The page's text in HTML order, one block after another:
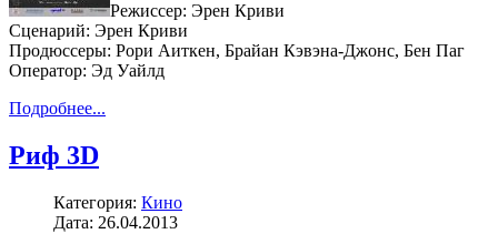
Режиссер: Эрен Криви
Сценарий: Эрен Криви
Продюссеры: Рори Аиткен, Брайан Кэвэна-Джонс, Бен Паг
Оператор: Эд Уайлд
Подробнее...
Риф 3D
Категория: Кино
Дата: 26.04.2013